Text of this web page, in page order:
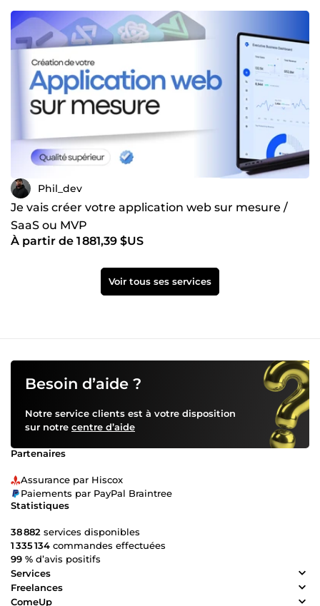
Phil_dev
Je vais créer votre application web sur mesure /
SaaS ou MVP
À partir de 1 881,39 $US
Voir tous ses services
Besoin d’aide ?
Notre service clients est à votre disposition
sur notre centre d’aide
Partenaires
Assurance par Hiscox
Paiements par PayPal Braintree
Statistiques
38 882 services disponibles
1 335 134 commandes effectuées
99 % d’avis positifs
Services
Freelances
ComeUp